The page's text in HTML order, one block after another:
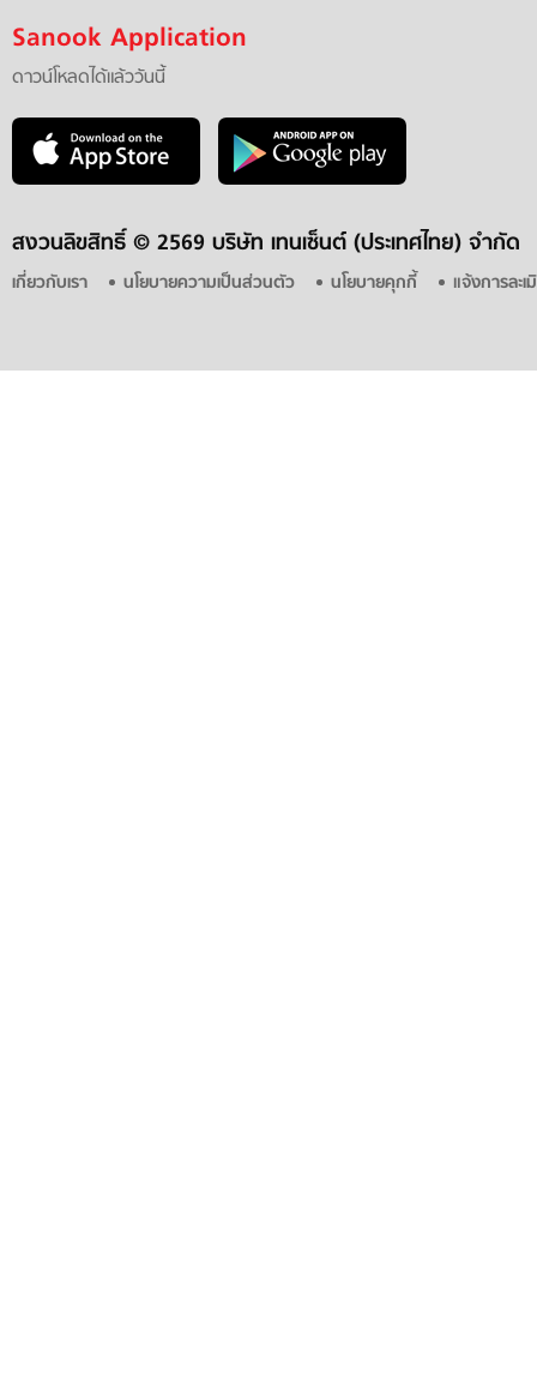
Sanook Application
ดาวน์โหลดได้แล้ววันนี้
สงวนลิขสิทธิ์ © 2569 บริษัท เทนเซ็นต์ (ประเทศไทย) จำกัด
เกี่ยวกับเรา นโยบายความเป็นส่วนตัว นโยบายคุกกี้ แจ้งการละ